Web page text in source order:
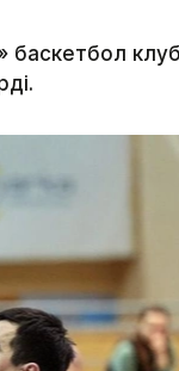
баскетбол